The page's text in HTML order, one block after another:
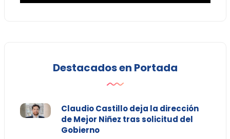
Destacados en Portada
Claudio Castillo deja la dirección
de Mejor Niñez tras solicitud del
Gobierno